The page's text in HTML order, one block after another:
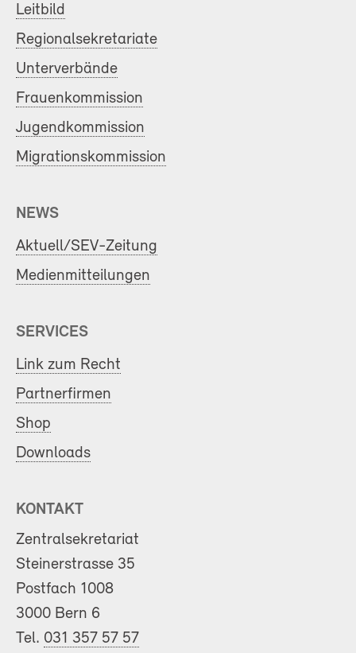
Leitbild
Regionalsekretariate
Unterverbände
Frauenkommission
Jugendkommission
Migrationskommission
NEWS
Aktuell/SEV-Zeitung
Medienmitteilungen
SERVICES
Link zum Recht
Partnerfirmen
Shop
Downloads
KONTAKT
Zentralsekretariat
Steinerstrasse 35
Postfach 1008
3000 Bern 6
Tel. 031 357 57 57